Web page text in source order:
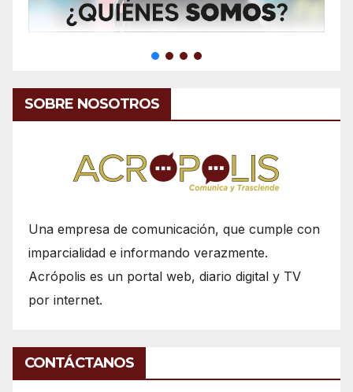
SOBRE NOSOTROS
Una empresa de comunicación, que cumple con
imparcialidad e informando verazmente.
Acrópolis es un portal web, diario digital y TV
por internet.
CONTÁCTANOS